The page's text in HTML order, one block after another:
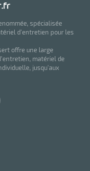
spécialisée
d'entretien pour les
offre une large
matériel de
jusqu'aux